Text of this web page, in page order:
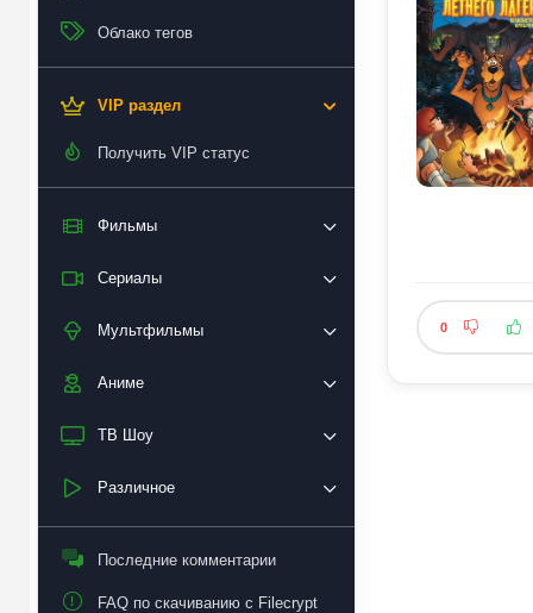
Облако тегов
VIP раздел
Получить VIP статус
Фильмы
Сериалы
Мультфильмы
Аниме
ТВ Шоу
Различное
Последние комментарии
FAQ по скачиванию с Filecrypt
0